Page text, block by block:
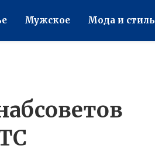
Мужское Мода и стиль